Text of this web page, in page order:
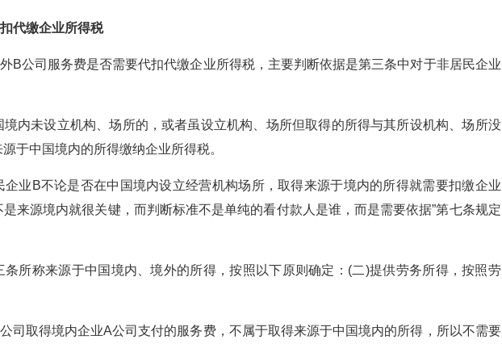
代缴企业所得税
公司服务费是否需要代扣代缴企业所得税，主要判断依据是第三条中对于非居民企业
未设立机构、场所的，或者虽设立机构、场所但取得的所得与其所设机构、场所没
于中国境内的所得缴纳企业所得税。
B不论是否在中国境内设立经营机构场所，取得来源于境内的所得就需要扣缴企业
来源境内就很关键，而判断标准不是单纯的看付款人是谁，而是需要依据”第七条规定
称来源于中国境内、境外的所得，按照以下原则确定：(二)提供劳务所得，按照劳
取得境内企业A公司支付的服务费，不属于取得来源于中国境内的所得，所以不需要